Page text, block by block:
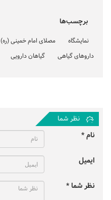
برچسب‌ها
نمایشگاه مصلای امام خمینی (ره)
داروهای گیاهی
گیاهان دارویی
نظر شما
نام *
ایمیل
نظر شما *